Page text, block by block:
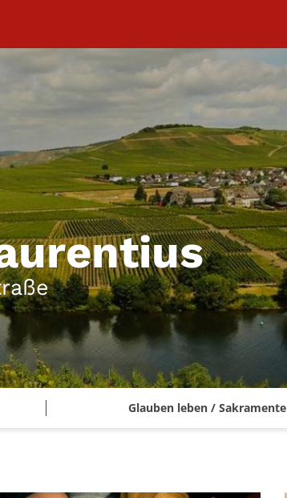
Glauben leben / Sakramente